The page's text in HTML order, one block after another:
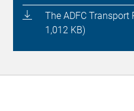
The ADFC
1,012 KB)